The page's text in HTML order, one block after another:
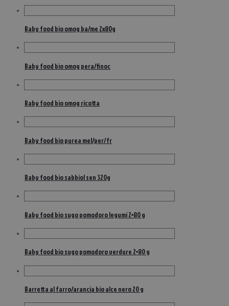
Baby food bio omog ba/me 2x80g
Baby food bio omog pera/finoc
Baby food bio omog ricotta
Baby food bio purea mel/per/fr
Baby food bio sabbiol sen 320g
Baby food bio sugo pomodoro legumi 2×80 g
Baby food bio sugo pomodoro verdure 2×80 g
Barretta al farro/arancia bio alce nero 20 g